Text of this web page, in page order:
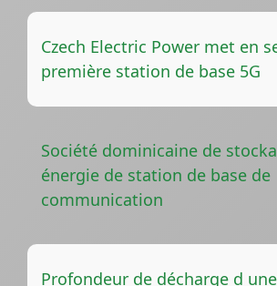
Czech Electric Power met en
première station de base 5G
Société dominicaine de
énergie de station de base de
communication
Profondeur de décharge d